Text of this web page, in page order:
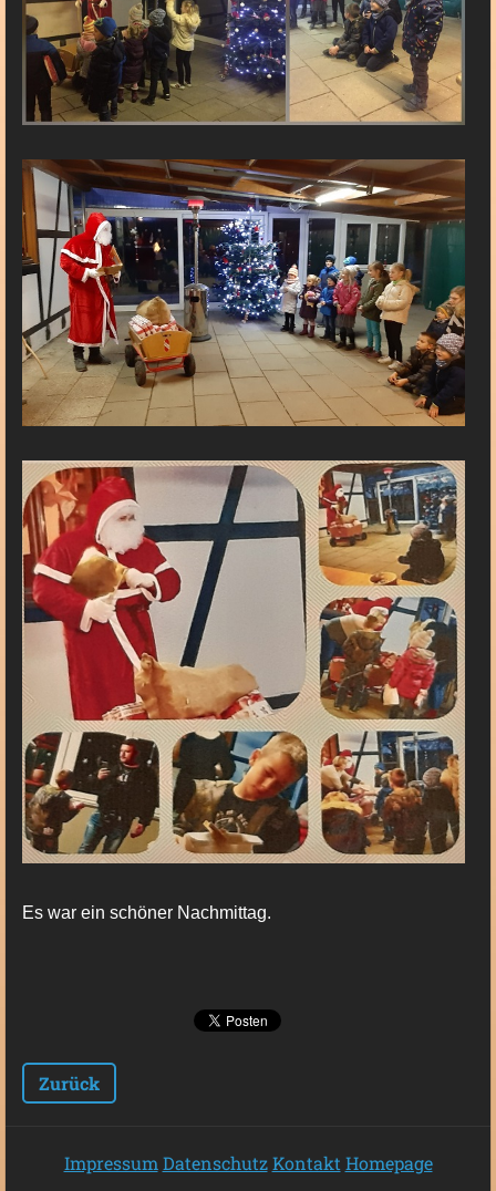
Es war ein schöner Nachmittag.
Zurück
Impressum Datenschutz Kontakt Homepage